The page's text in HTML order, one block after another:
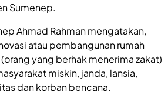
Sumenep.
Ahmad Rahman mengatakan,
atau pembangunan rumah
yang berhak menerima zakat)
miskin, janda, lansia,
dan korban bencana.